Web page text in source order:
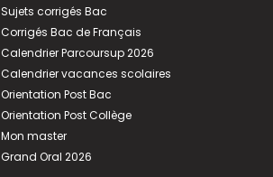
Sujets corrigés Bac
Corrigés Bac de Français
Calendrier Parcoursup 2026
Calendrier vacances scolaires
Orientation Post Bac
Orientation Post Collège
Mon master
Grand Oral 2026